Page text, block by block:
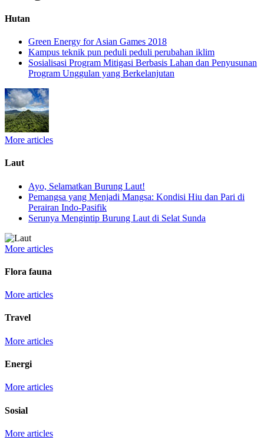
Hutan
Green Energy for Asian Games 2018
Kampus teknik pun peduli peduli perubahan iklim
Sosialisasi Program Mitigasi Berbasis Lahan dan Penyusunan
Program Unggulan yang Berkelanjutan
More articles
Laut
Ayo, Selamatkan Burung Laut!
Pemangsa yang Menjadi Mangsa: Kondisi Hiu dan Pari di
Perairan Indo-Pasifik
Serunya Mengintip Burung Laut di Selat Sunda
More articles
Flora fauna
More articles
Travel
More articles
Energi
More articles
Sosial
More articles